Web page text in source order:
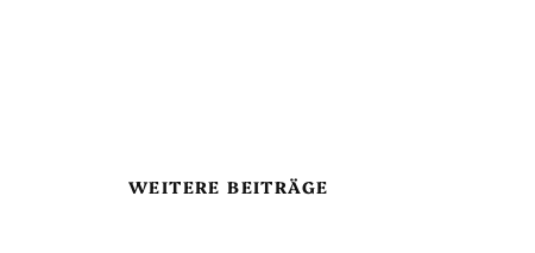
WEITERE BEITRÄGE